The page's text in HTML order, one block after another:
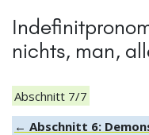
nichts, man,
Abschnitt 7/7
← Abschnitt 6: